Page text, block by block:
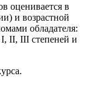
оценивается в
и возрастной
обладателя:
II, III степеней и